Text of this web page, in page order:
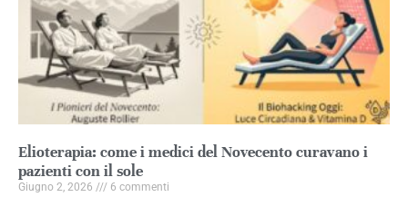
Elioterapia: come i medici del Novecento curavano i
pazienti con il sole
Giugno 2, 2026 6 commenti